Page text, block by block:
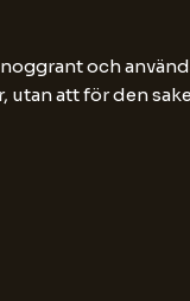
och
utan att för den